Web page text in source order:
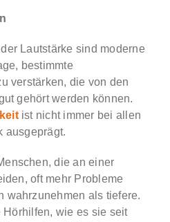
Lautstärke sind moderne
bestimmte
verstärken, die von den
gehört werden können.
ist nicht immer bei allen
ausgeprägt.
die an einer
oft mehr Probleme
wahrzunehmen als tiefere.
wie es sie seit